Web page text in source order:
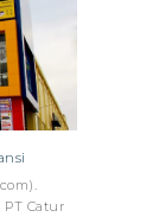
Catur